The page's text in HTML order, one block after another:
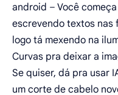
android – Você
escrevendo textos nas
logo tá mexendo na
Curvas pra deixar a
Se quiser, dá pra usar
um corte de cabelo